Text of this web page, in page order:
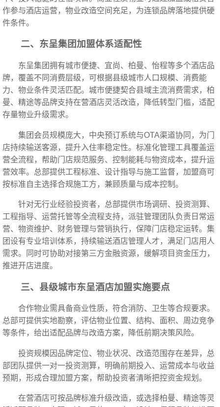
作参与酒店运营，物业改造空间充足，为连锁品牌落地提供硬
件条件。
二、东呈集团加盟体系适配性
东呈集团拥有城市便捷、宜尚、柏曼、怡程等多个酒店品
牌，覆盖不同消费层级，可根据县级城市人口规模、消费能
力、物业条件灵活匹配。城市便捷契合县域主流消费需求，柏
曼、精途等品牌支持在营酒店灵活改造，降低转型门槛，适配
存量物业升级需求。
集团会员规模庞大，中央预订系统与OTA渠道协同，为门
店持续输送客源，提升入住率稳定性。标准化管理工具覆盖运
营全流程，帮助门店规范服务、控制能耗与物资成本，提升运
营效率。总部提供工程标准、设计指导与施工监督，加盟商可
按标准自主选择合规施工方，兼顾质量与成本控制。
针对无行业经验投资者，总部提供市场调研、投资测算、
工程指导、运营托管等全流程支持，派驻管理团队负责日常运
营、物资维护、财务管理与营销执行，保障门店稳定运转。集
团设有专业培训体系，持续输送酒店管理人才，满足门店用人
需求。同时可协助对接第三方金融资源，缓解项目资金压力，
推进开店进度。
三、县级城市东呈酒店加盟实施要点
合作物业需具备商业性质，符合消防、卫生等合规要求。
总部可提供实地勘察，评估物业位置、结构、面积、周边竞争
等条件，给出适配品牌与改造方案，降低前期决策风险。
投资规模因品牌定位、物业状况、改造范围存在差异，总
部团队提供一对一投资测算，明确前期投入、运营成本与收益
预期，形成合理加盟方案，帮助投资者清晰把控资金规划。
在营酒店可按品牌标准升级改造，或选择柏曼、精途等灵